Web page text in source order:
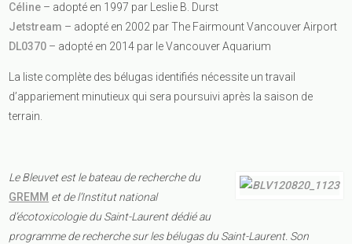
Céline – adopté en 1997 par Leslie B. Durst
Jetstream – adopté en 2002 par The Fairmount Vancouver Airport
DL0370 – adopté en 2014 par le Vancouver Aquarium
La liste complète des bélugas identifiés nécessite un travail
d’appariement minutieux qui sera poursuivi après la saison de
terrain.
Le Bleuvet est le bateau de recherche du
GREMM et de l’Institut national
d’écotoxicologie du Saint-Laurent dédié au
programme de recherche sur les bélugas du Saint-Laurent. Son